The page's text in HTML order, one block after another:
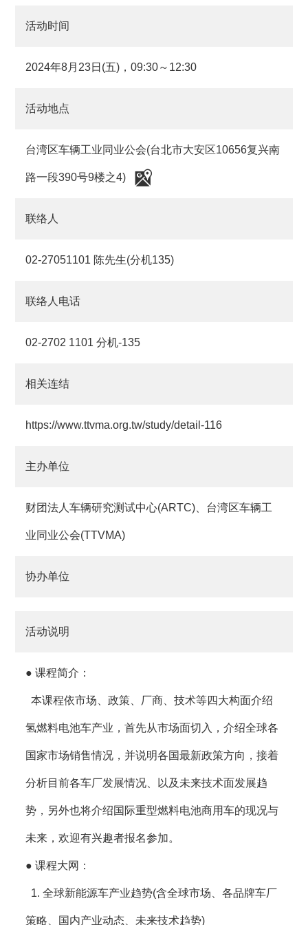
活动时间
2024年8月23日(五)，09:30～12:30
活动地点
台湾区车辆工业同业公会(台北市大安区10656复兴南
路一段390号9楼之4)
联络人
02-27051101 陈先生(分机135)
联络人电话
02-2702 1101 分机-135
相关连结
https://www.ttvma.org.tw/study/detail-116
主办单位
财团法人车辆研究测试中心(ARTC)、台湾区车辆工
业同业公会(TTVMA)
协办单位
活动说明
●课程简介 ：
本课程依市场、政策、厂商、技术等四大构面介绍
氢燃料电池车产业，首先从市场面切入，介绍全球各
国家市场销售情况，并说明各国最新政策方向，接着
分析目前各车厂发展情况、以及未来技术面发展趋
势，另外也将介绍国际重型燃料电池商用车的现况与
未来，欢迎有兴趣者报名参加。
● 课程大网：
1. 全球新能源车产业趋势(含全球市场、各品牌车厂
策略、国内产业动态、未来技术趋势)